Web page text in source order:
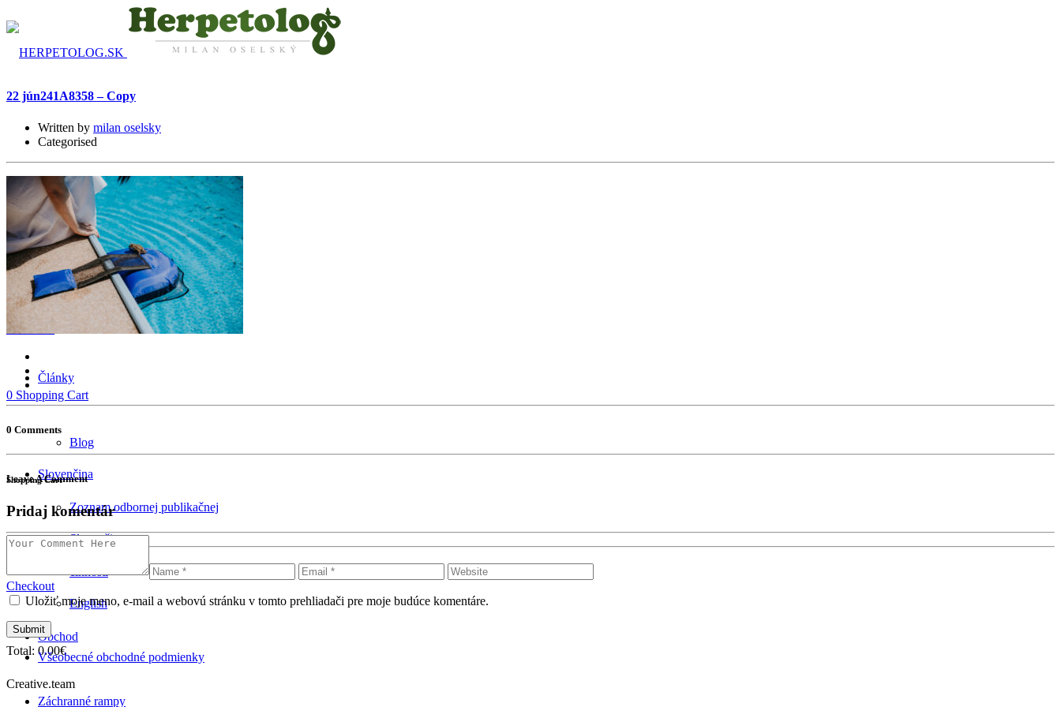
O mne
Služby
Certifikáty
Články
Blog
Zoznam odbornej publikačnej
činnosti
Obchod
Záchranné rampy
E- SHOP
0 Shopping Cart
Shopping Cart
Checkout
Total: 0.00€
Slovenčina
Slovenčina
English
22 jún241A8358 – Copy
Written by milan oselsky
Categorised
0 Comments
Leave A Comment
Pridaj komentár
Uložiť moje meno, e-mail a webovú stránku v tomto prehliadači pre moje budúce komentáre.
Všeobecné obchodné podmienky
Creative.team